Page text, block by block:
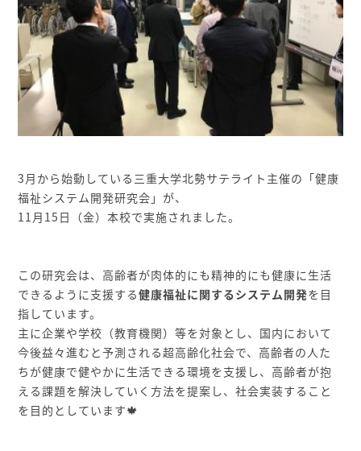
3月から始動している三重大学北勢サテライト主催の「健康
福祉システム開発研究会」が、
11月15日（金）本校で実施されました。
この研究会は、高齢者が肉体的にも精神的にも健康に生活
できるように支援する健康福祉に関するシステム開発を目
指しています。
主に企業や学校（教育機関）等を対象とし、国内において
今後益々進むと予測される超高齢化社会で、高齢者の人た
ちが健康で健やかに生活できる環境を支援し、高齢者が抱
える課題を解決していく方法を提案し、社会実装すること
を目的としています🍁